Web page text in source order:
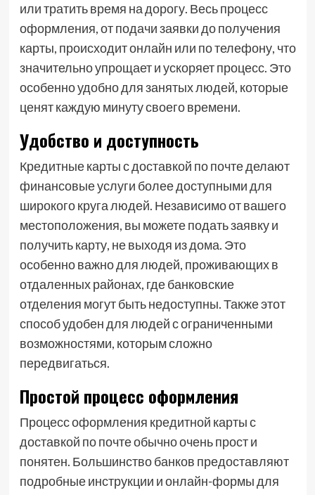
или тратить время на дорогу. Весь процесс
оформления, от подачи заявки до получения
карты, происходит онлайн или по телефону, что
значительно упрощает и ускоряет процесс. Это
особенно удобно для занятых людей, которые
ценят каждую минуту своего времени.
Удобство и доступность
Кредитные карты с доставкой по почте делают
финансовые услуги более доступными для
широкого круга людей. Независимо от вашего
местоположения, вы можете подать заявку и
получить карту, не выходя из дома. Это
особенно важно для людей, проживающих в
отдаленных районах, где банковские
отделения могут быть недоступны. Также этот
способ удобен для людей с ограниченными
возможностями, которым сложно
передвигаться.
Простой процесс оформления
Процесс оформления кредитной карты с
доставкой по почте обычно очень прост и
понятен. Большинство банков предоставляют
подробные инструкции и онлайн-формы для